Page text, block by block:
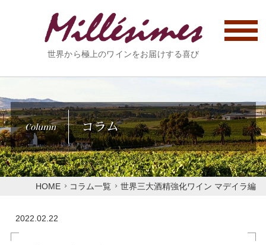
世界から極上のワインをお届けする喜び
Column コラム
HOME コラム一覧 世界三大酒精強化ワイン マデイラ編
2022.02.22